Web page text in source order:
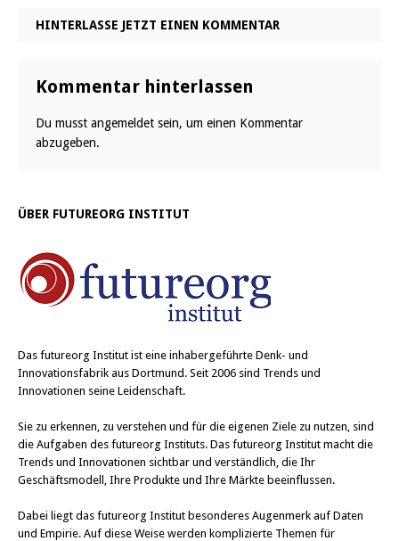
HINTERLASSE JETZT EINEN KOMMENTAR
Kommentar hinterlassen
Du musst angemeldet sein, um einen Kommentar
abzugeben.
ÜBER FUTUREORG INSTITUT
Das futureorg Institut ist eine inhabergeführte Denk- und
Innovationsfabrik aus Dortmund. Seit 2006 sind Trends und
Innovationen seine Leidenschaft.
Sie zu erkennen, zu verstehen und für die eigenen Ziele zu nutzen, sind
die Aufgaben des futureorg Instituts. Das futureorg Institut macht die
Trends und Innovationen sichtbar und verständlich, die Ihr
Geschäftsmodell, Ihre Produkte und Ihre Märkte beeinflussen.
Dabei liegt das futureorg Institut besonderes Augenmerk auf Daten
und Empirie. Auf diese Weise werden komplizierte Themen für